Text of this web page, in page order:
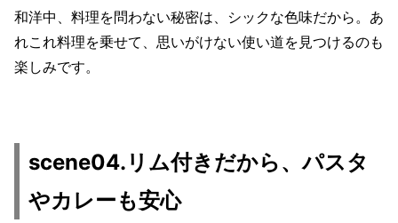
和洋中、料理を問わない秘密は、シックな色味だから。あ
れこれ料理を乗せて、思いがけない使い道を見つけるのも
楽しみです。
scene04.リム付きだから、パスタ
やカレーも安心